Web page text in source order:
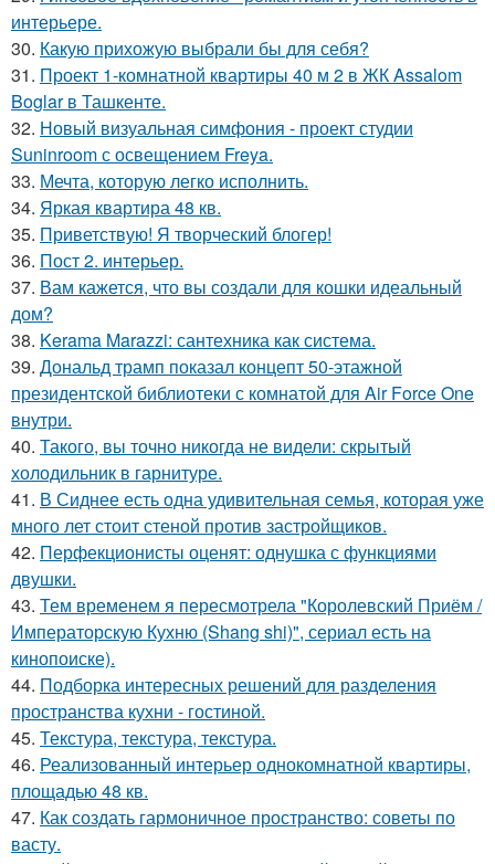
интерьере.
30. Какую прихожую выбрали бы для себя?
31. Проект 1-комнатной квартиры 40 м 2 в ЖК Assalom
Boglar в Ташкенте.
32. Новый визуальная симфония - проект студии
Suninroom с освещением Freya.
33. Мечта, которую легко исполнить.
34. Яркая квартира 48 кв.
35. Приветствую! Я творческий блогер!
36. Пост 2. интерьер.
37. Вам кажется, что вы создали для кошки идеальный
дом?
38. Kerama Marazzi: сантехника как система.
39. Дональд трамп показал концепт 50-этажной
президентской библиотеки с комнатой для Air Force One
внутри.
40. Такого, вы точно никогда не видели: скрытый
холодильник в гарнитуре.
41. В Сиднее есть одна удивительная семья, которая уже
много лет стоит стеной против застройщиков.
42. Перфекционисты оценят: однушка с функциями
двушки.
43. Тем временем я пересмотрела "Королевский Приём /
Императорскую Кухню (Shang shi)", сериал есть на
кинопоиске).
44. Подборка интересных решений для разделения
пространства кухни - гостиной.
45. Текстура, текстура, текстура.
46. Реализованный интерьер однокомнатной квартиры,
площадью 48 кв.
47. Как создать гармоничное пространство: советы по
васту.